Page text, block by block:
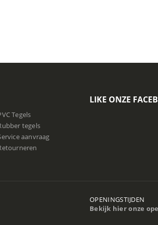
Tegels
tegels
aanvraag
LIKE ONZE
OPENINGSTIJDEN
Bekijk hier onze